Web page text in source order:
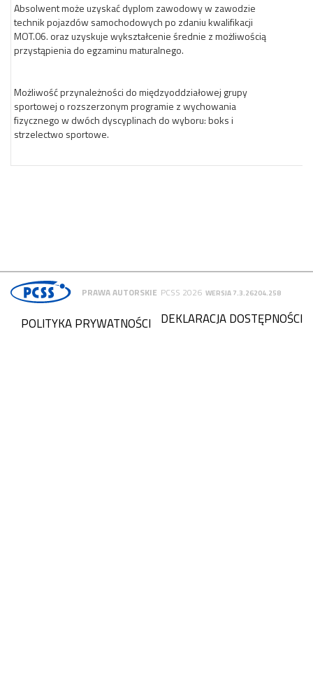
Absolwent może uzyskać dyplom zawodowy w zawodzie
technik pojazdów samochodowych po zdaniu kwalifikacji
MOT.06. oraz uzyskuje wykształcenie średnie z możliwością
przystąpienia do egzaminu maturalnego.
Możliwość przynależności do międzyoddziałowej grupy
sportowej o rozszerzonym programie z wychowania
fizycznego w dwóch dyscyplinach do wyboru: boks i
strzelectwo sportowe.
PRAWA AUTORSKIE PCSS 2026 WERSJA 7.3.26204.258
DEKLARACJA DOSTĘPNOŚCI
POLITYKA PRYWATNOŚCI